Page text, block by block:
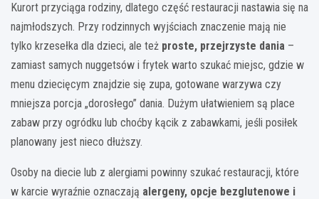
Kurort przyciąga rodziny, dlatego część restauracji nastawia się na
najmłodszych. Przy rodzinnych wyjściach znaczenie mają nie
tylko krzesełka dla dzieci, ale też proste, przejrzyste dania –
zamiast samych nuggetsów i frytek warto szukać miejsc, gdzie w
menu dziecięcym znajdzie się zupa, gotowane warzywa czy
mniejsza porcja „dorosłego” dania. Dużym ułatwieniem są place
zabaw przy ogródku lub choćby kącik z zabawkami, jeśli posiłek
planowany jest nieco dłuższy.
Osoby na diecie lub z alergiami powinny szukać restauracji, które
w karcie wyraźnie oznaczają alergeny, opcje bezglutenowe i